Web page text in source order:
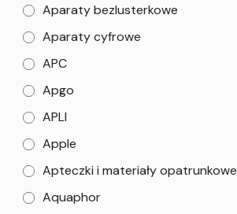
Aparaty bezlusterkowe
Aparaty cyfrowe
APC
Apgo
APLI
Apple
Apteczki i materiały opatrunkowe
Aquaphor